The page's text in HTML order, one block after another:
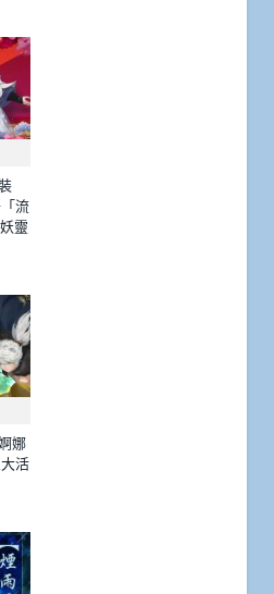
流
靈
娜
活